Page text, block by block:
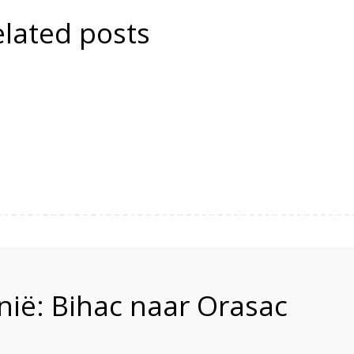
posts
Bihac naar Orasac